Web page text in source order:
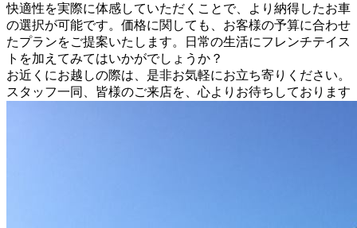
快適性を実際に体感していただくことで、より納得したお車
の選択が可能です。価格に関しても、お客様の予算に合わせ
たプランをご提案いたします。日常の生活にフレンチテイス
トを加えてみてはいかがでしょうか？
お近くにお越しの際は、是非お気軽にお立ち寄りください。
スタッフ一同、皆様のご来店を、心よりお待ちしております